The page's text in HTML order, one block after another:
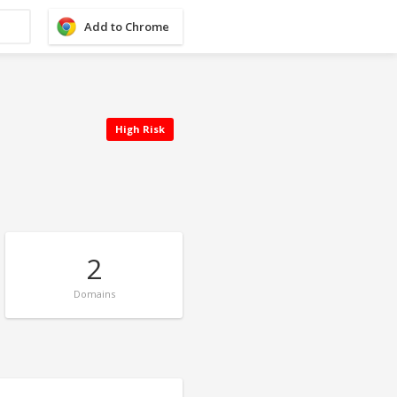
Add to Chrome
High Risk
2
Domains